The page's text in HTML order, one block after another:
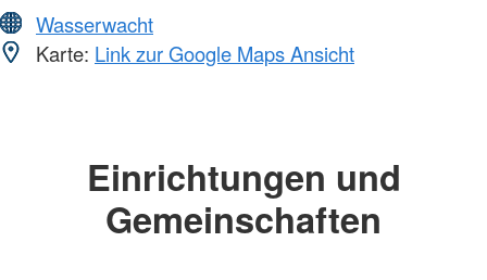
Wasserwacht
Karte: Link zur Google Maps Ansicht
Einrichtungen und
Gemeinschaften